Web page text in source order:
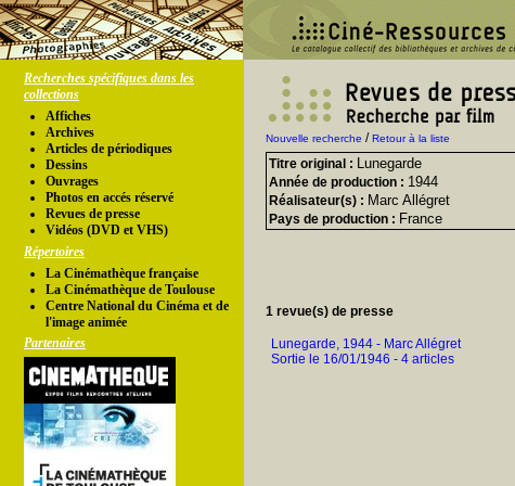
Recherches spécifiques dans les
collections
Affiches
Archives
Articles de périodiques
Dessins
Ouvrages
Photos en accés réservé
Revues de presse
Vidéos (DVD et VHS)
Répertoires
La Cinémathèque française
La Cinémathèque de Toulouse
Centre National du Cinéma et de
l'image animée
Partenaires
Nouvelle recherche /Retour à la liste
Titre original : Lunegarde
Année de production : 1944
Réalisateur(s) : Marc Allégret
Pays de production : France
1 revue(s) de presse
Lunegarde, 1944 - Marc Allégret
Sortie le 16/01/1946 - 4 articles